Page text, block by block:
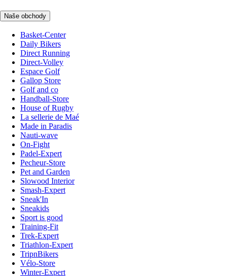
Naše obchody
Basket-Center
Daily Bikers
Direct Running
Direct-Volley
Espace Golf
Gallop Store
Golf and co
Handball-Store
House of Rugby
La sellerie de Maé
Made in Paradis
Nauti-wave
On-Fight
Padel-Expert
Pecheur-Store
Pet and Garden
Slowood Interior
Smash-Expert
Sneak'In
Sneakids
Sport is good
Training-Fit
Trek-Expert
Triathlon-Expert
TripnBikers
Vélo-Store
Winter-Expert